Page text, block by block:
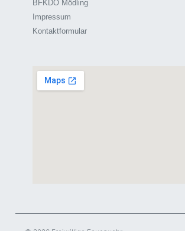
BFKDO Mödling
Impressum
Kontaktformular